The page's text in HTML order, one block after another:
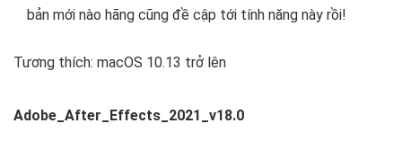
bản mới nào hãng cũng đề cập tới tính năng này rồi!
Tương thích: macOS 10.13 trở lên
Adobe_After_Effects_2021_v18.0